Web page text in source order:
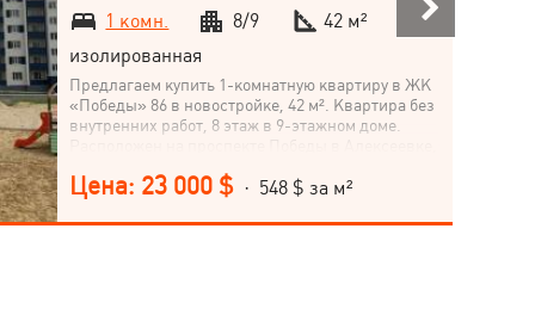
1 комн.
8/9
42 м²
изолированная
Предлагаем купить 1-комнатную квартиру в ЖК
«Победы» 86 в новостройке, 42 м². Квартира без
внутренних работ, 8 этаж в 9-этажном доме.
вблизи леса. Кухня 11 м2. Квартира эконом-
класса. Не упускайте возможность приобрести
это жилье! Квартира ждет своего нового
Цена: 23 000 $ · 548 $ за м²